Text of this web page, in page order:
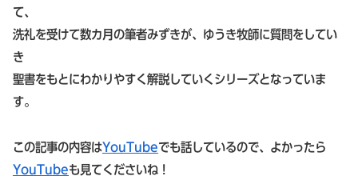
て、
洗礼を受けて数カ月の筆者みずきが、ゆうき牧師に質問をしてい
き
聖書をもとにわかりやすく解説していくシリーズとなっていま
す。
この記事の内容はYouTubeでも話しているので、よかったら
YouTubeも見てくださいね！